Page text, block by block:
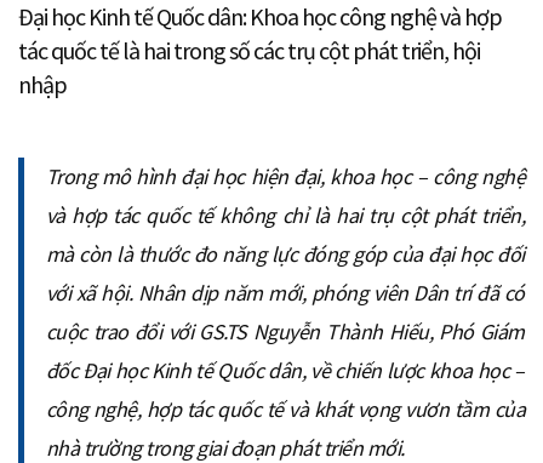
Đại học Kinh tế Quốc dân: Khoa học công nghệ và hợp
tác quốc tế là hai trong số các trụ cột phát triển, hội
nhập
Trong mô hình đại học hiện đại, khoa học – công nghệ
và hợp tác quốc tế không chỉ là hai trụ cột phát triển,
mà còn là thước đo năng lực đóng góp của đại học đối
với xã hội. Nhân dịp năm mới, phóng viên Dân trí đã có
cuộc trao đổi với GS.TS Nguyễn Thành Hiếu, Phó Giám
đốc Đại học Kinh tế Quốc dân, về chiến lược khoa học –
công nghệ, hợp tác quốc tế và khát vọng vươn tầm của
nhà trường trong giai đoạn phát triển mới.